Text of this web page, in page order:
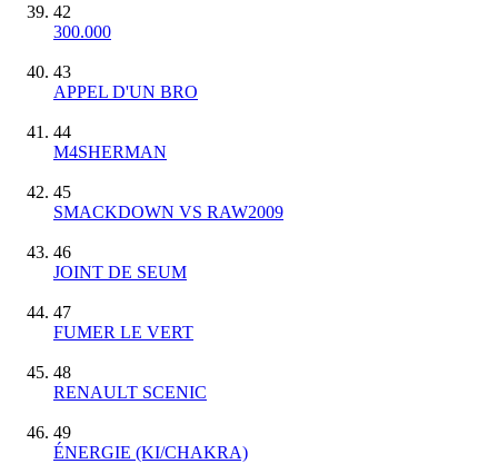
42
300.000
43
APPEL D'UN BRO
44
M4SHERMAN
45
SMACKDOWN VS RAW2009
46
JOINT DE SEUM
47
FUMER LE VERT
48
RENAULT SCENIC
49
ÉNERGIE (KI/CHAKRA)